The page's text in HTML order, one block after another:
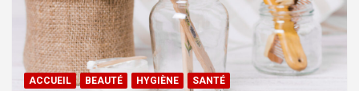
ACCUEIL BEAUTÉ HYGIÈNE SANTÉ